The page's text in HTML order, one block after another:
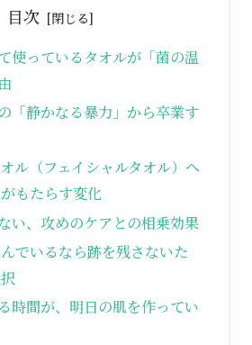
目次
使っているタオルが「菌の温
「静かなる暴力」から卒業す
ル（フェイシャルタオル）へ
もたらす変化
い、攻めのケアとの相乗効果
でいるなら跡を残さないた
時間が、明日の肌を作ってい